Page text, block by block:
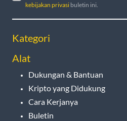
kebijakan privasi buletin ini.
Kategori
Alat
Dukungan & Bantuan
Kripto yang Didukung
Cara Kerjanya
Buletin